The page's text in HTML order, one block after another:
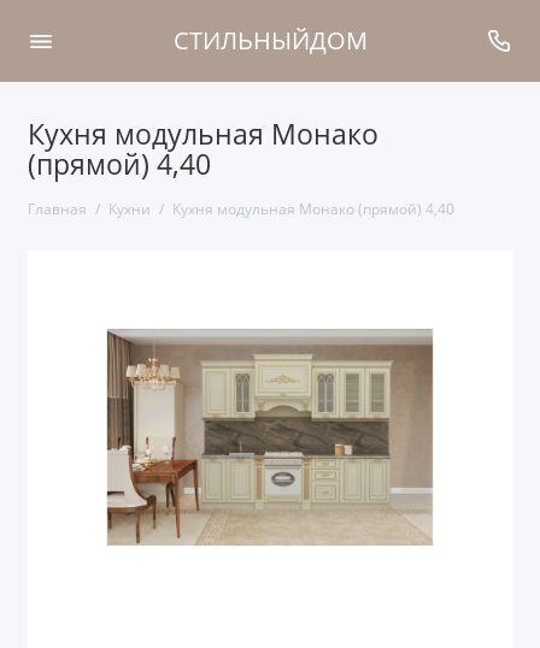
СТИЛЬНЫЙДОМ
Кухня модульная Монако
(прямой) 4,40
Главная Кухни Кухня модульная Монако (прямой) 4,40